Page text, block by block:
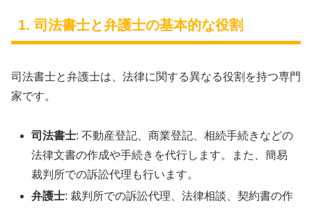
1. 司法書士と弁護士の基本的な役割
司法書士と弁護士は、法律に関する異なる役割を持つ専門
家です。
司法書士: 不動産登記、商業登記、相続手続きなどの
法律文書の作成や手続きを代行します。また、簡易
裁判所での訴訟代理も行います。
弁護士: 裁判所での訴訟代理、法律相談、契約書の作